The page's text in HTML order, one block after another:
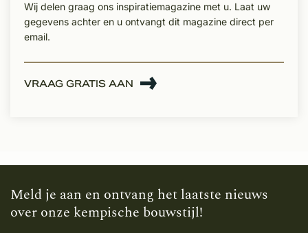
Wij delen graag ons inspiratiemagazine met u. Laat uw
gegevens achter en u ontvangt dit magazine direct per
email.
VRAAG GRATIS AAN
Meld je aan en ontvang het laatste nieuws
over onze kempische bouwstijl!